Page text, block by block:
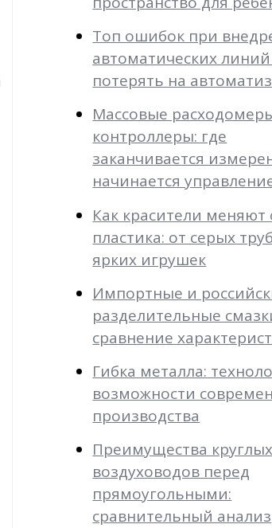
Топ ошибок при
автоматических
потерять на
Массовые
контроллеры: где
заканчивается
начинается
Как красители меняют
пластика: от серых
ярких игрушек
Импортные и
разделительные
сравнение
Гибка металла:
возможности
производства
Преимущества круглых
воздуховодов перед
прямоугольными:
сравнительный анализ